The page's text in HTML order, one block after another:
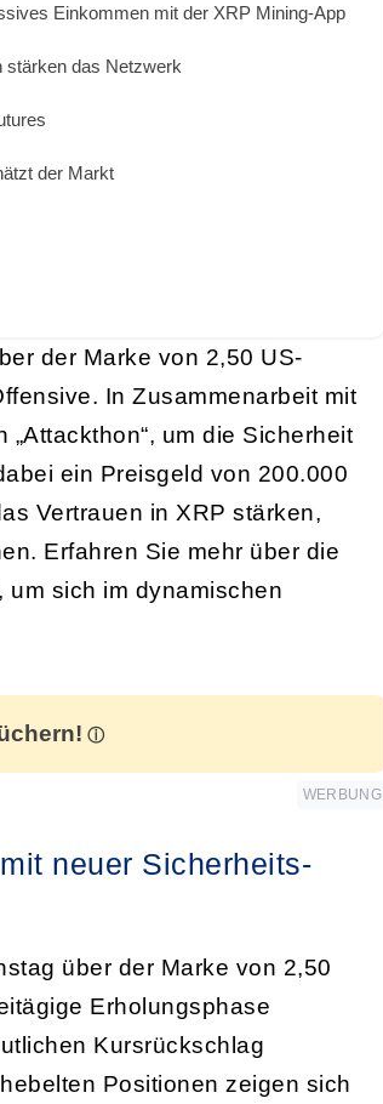
Einkommen mit der XRP Mining-App
stärken das Netzwerk
der Markt
der Marke von 2,50 US-
In Zusammenarbeit mit
um die Sicherheit
ein Preisgeld von 200.000
Vertrauen in XRP stärken,
Erfahren Sie mehr über die
um sich im dynamischen
WERBUNG
neuer Sicherheits-
über der Marke von 2,50
Erholungsphase
Kursrückschlag
Positionen zeigen sich